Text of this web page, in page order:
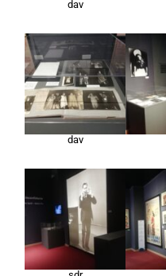
dav
dav